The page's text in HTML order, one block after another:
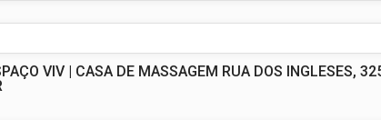
VIV | CASA DE MASSAGEM RUA DOS INGLESES,